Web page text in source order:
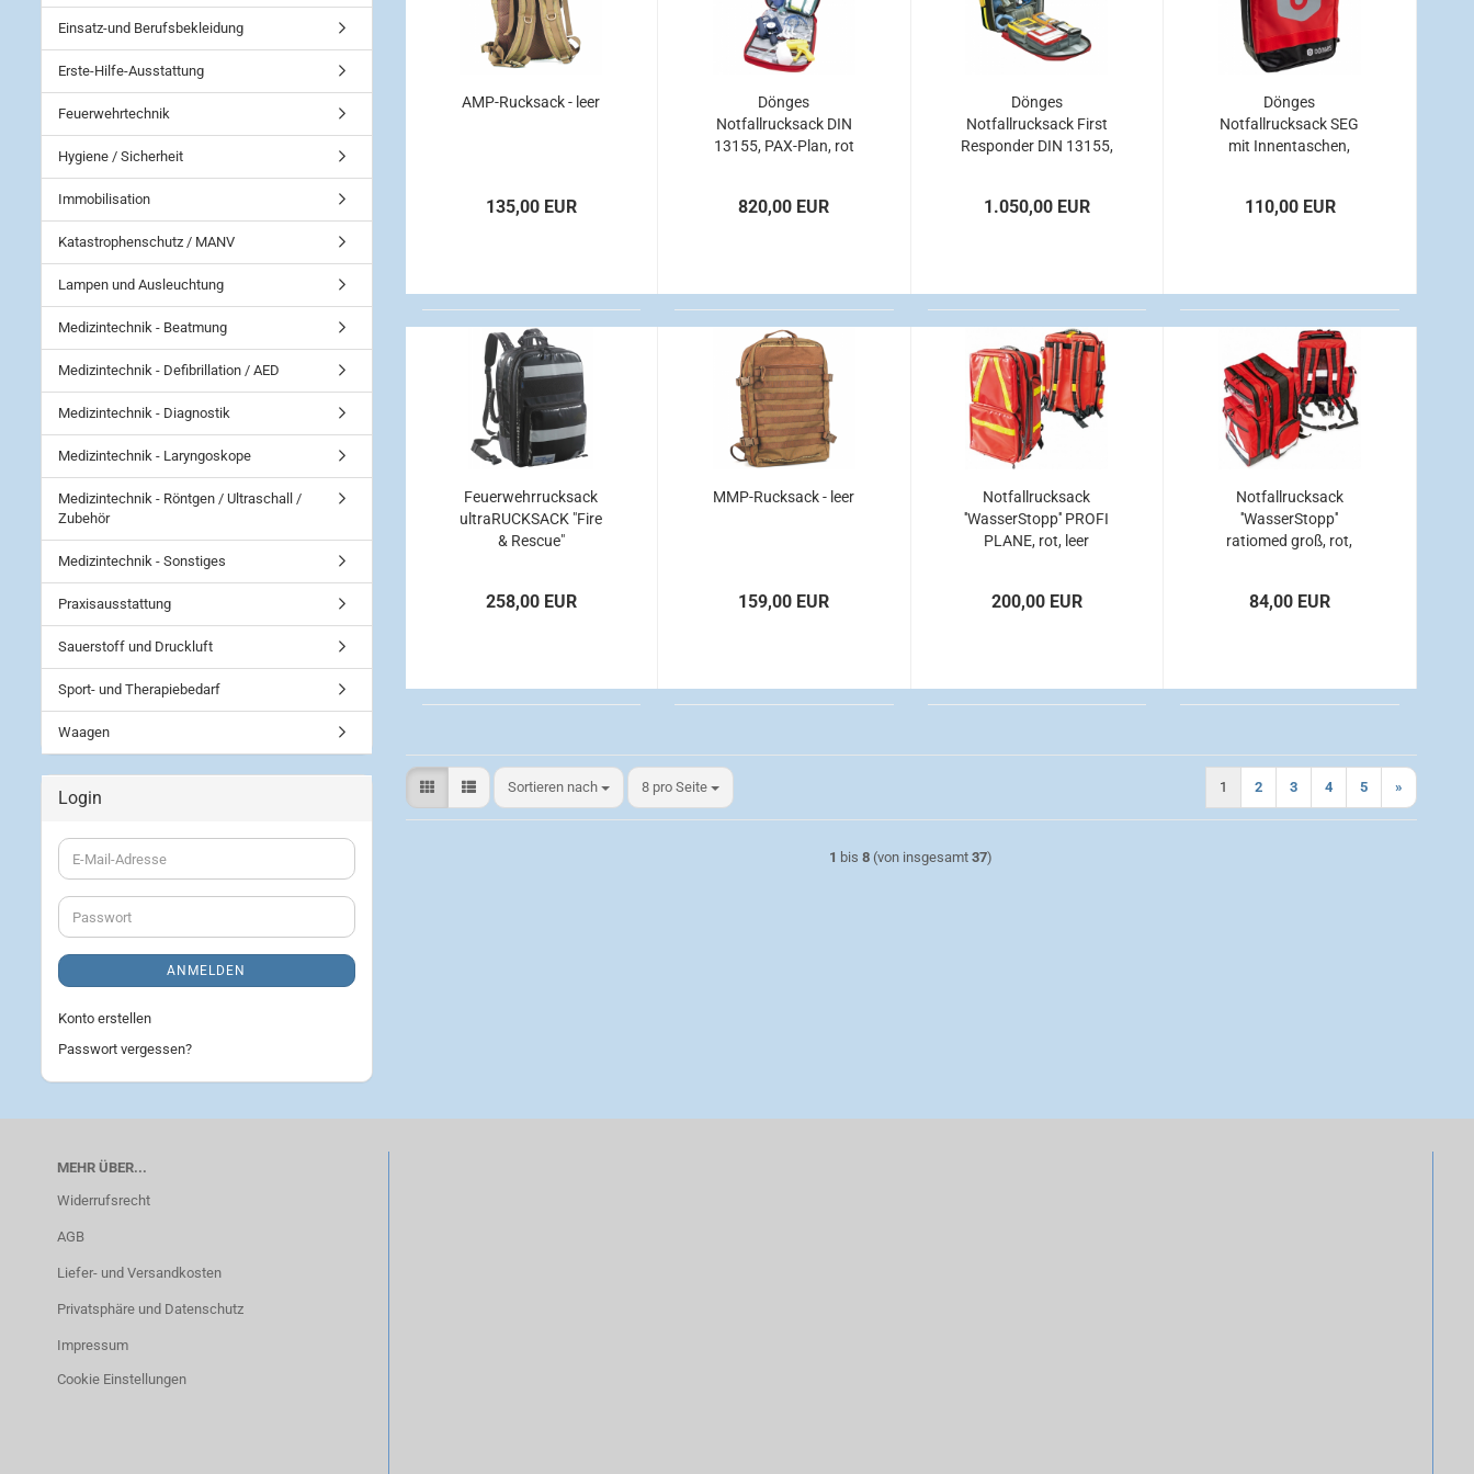
AMP-Rucksack - leer
135,00 EUR
Dönges
Notfallrucksack DIN
13155, PAX-Plan, rot
820,00 EUR
Dönges
Notfallrucksack First
Responder DIN 13155,
1.050,00 EUR
Dönges
Notfallrucksack SEG
mit Innentaschen,
110,00 EUR
Feuerwehrrucksack
ultraRUCKSACK "Fire
& Rescue"
258,00 EUR
MMP-Rucksack - leer
159,00 EUR
Notfallrucksack
''WasserStopp'' PROFI
PLANE, rot, leer
200,00 EUR
Notfallrucksack
''WasserStopp''
ratiomed groß, rot,
84,00 EUR
Sortieren nach
Sortieren nach 8 pro Seite
pro Seite 1 2 3 4 5 »
1 bis8 (von insgesamt37)
Einsatz-und Berufsbekleidung
Erste-Hilfe-Ausstattung
Feuerwehrtechnik
Hygiene / Sicherheit
Immobilisation
Katastrophenschutz / MANV
Lampen und Ausleuchtung
Medizintechnik - Beatmung
Medizintechnik - Defibrillation / AED
Medizintechnik - Diagnostik
Medizintechnik - Laryngoskope
Medizintechnik - Röntgen / Ultraschall /
Zubehör
Medizintechnik - Sonstiges
Praxisausstattung
Sauerstoff und Druckluft
Sport- und Therapiebedarf
Waagen
Login
E-
Mail-
Adresse
Passwort
ANMELDEN
Konto erstellen
Passwort vergessen?
MEHR ÜBER...
Widerrufsrecht
AGB
Liefer- und Versandkosten
Privatsphäre und Datenschutz
Impressum
Cookie Einstellungen